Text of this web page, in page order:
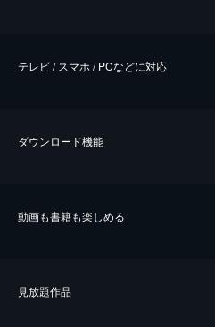
テレビ / スマホ / PCなどに対応
ダウンロード機能
動画も書籍も楽しめる
⾒放題作品